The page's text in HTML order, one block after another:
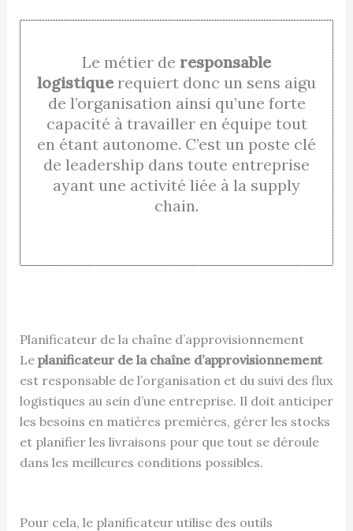
Le métier de responsable
logistique requiert donc un sens aigu
de l’organisation ainsi qu’une forte
capacité à travailler en équipe tout
en étant autonome. C’est un poste clé
de leadership dans toute entreprise
ayant une activité liée à la supply
chain.
Planificateur de la chaîne d’approvisionnement
Le planificateur de la chaîne d’approvisionnement
est responsable de l’organisation et du suivi des flux
logistiques au sein d’une entreprise. Il doit anticiper
les besoins en matières premières, gérer les stocks
et planifier les livraisons pour que tout se déroule
dans les meilleures conditions possibles.
Pour cela, le planificateur utilise des outils